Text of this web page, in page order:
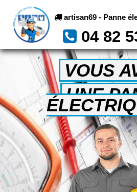
artisan69 - Panne
04 82
VOUS
UNE